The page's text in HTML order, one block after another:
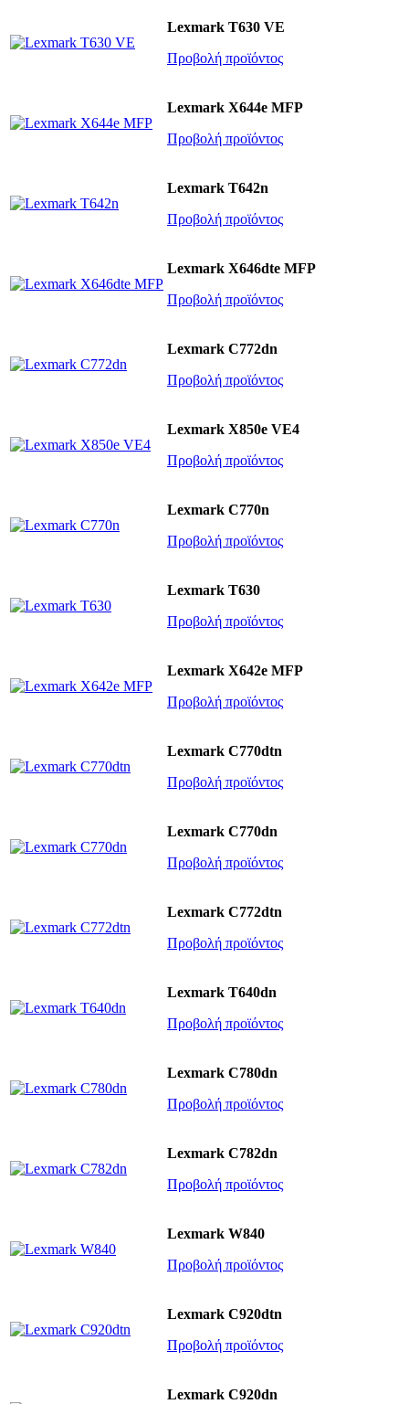
Lexmark T630 VE
Προβολή προϊόντος
Lexmark X644e MFP
Προβολή προϊόντος
Lexmark T642n
Προβολή προϊόντος
Lexmark X646dte MFP
Προβολή προϊόντος
Lexmark C772dn
Προβολή προϊόντος
Lexmark X850e VE4
Προβολή προϊόντος
Lexmark C770n
Προβολή προϊόντος
Lexmark T630
Προβολή προϊόντος
Lexmark X642e MFP
Προβολή προϊόντος
Lexmark C770dtn
Προβολή προϊόντος
Lexmark C770dn
Προβολή προϊόντος
Lexmark C772dtn
Προβολή προϊόντος
Lexmark T640dn
Προβολή προϊόντος
Lexmark C780dn
Προβολή προϊόντος
Lexmark C782dn
Προβολή προϊόντος
Lexmark W840
Προβολή προϊόντος
Lexmark C920dtn
Προβολή προϊόντος
Lexmark C920dn